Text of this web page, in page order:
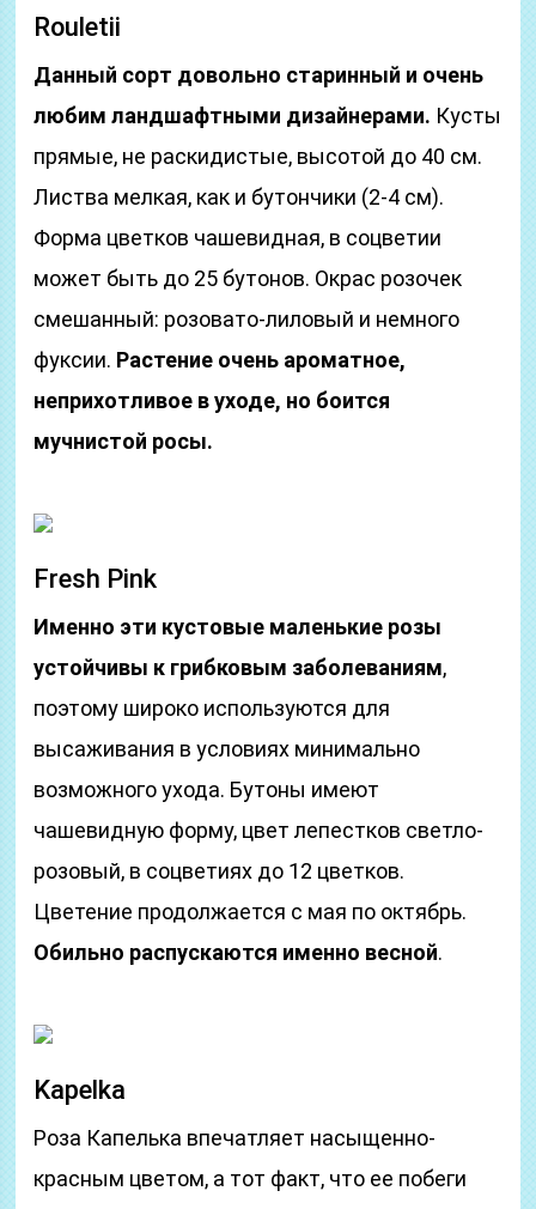
Rouletii
Данный сорт довольно старинный и очень
любим ландшафтными дизайнерами. Кусты
прямые, не раскидистые, высотой до 40 см.
Листва мелкая, как и бутончики (2-4 см).
Форма цветков чашевидная, в соцветии
может быть до 25 бутонов. Окрас розочек
смешанный: розовато-лиловый и немного
фуксии. Растение очень ароматное,
неприхотливое в уходе, но боится
мучнистой росы.
Fresh Pink
Именно эти кустовые маленькие розы
устойчивы к грибковым заболеваниям,
поэтому широко используются для
высаживания в условиях минимально
возможного ухода. Бутоны имеют
чашевидную форму, цвет лепестков светло-
розовый, в соцветиях до 12 цветков.
Цветение продолжается с мая по октябрь.
Обильно распускаются именно весной.
Kapelka
Роза Капелька впечатляет насыщенно-
красным цветом, а тот факт, что ее побеги